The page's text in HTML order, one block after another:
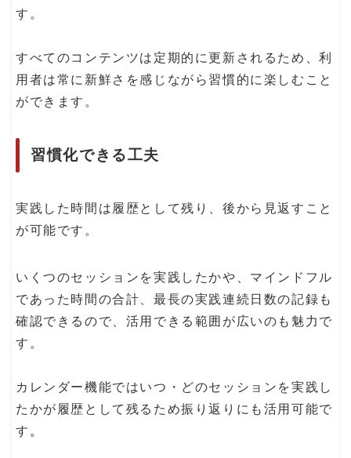
す。
すべてのコンテンツは定期的に更新されるため、利
用者は常に新鮮さを感じながら習慣的に楽しむこと
ができます。
習慣化できる工夫
実践した時間は履歴として残り、後から見返すこと
が可能です。
いくつのセッションを実践したかや、マインドフル
であった時間の合計、最長の実践連続日数の記録も
確認できるので、活用できる範囲が広いのも魅力で
す。
カレンダー機能ではいつ・どのセッションを実践し
たかが履歴として残るため振り返りにも活用可能で
す 。